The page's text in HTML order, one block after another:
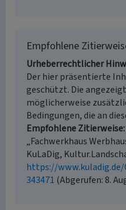
Empfohlene
Urheberrechtlicher
Der hier präsentierte
geschützt. Die
möglicherweise
Bedingungen, die an
Empfohlene Zitierweise
„Fachwerkhaus
KuLaDig,
https://
343471 (Abgerufen: 8.